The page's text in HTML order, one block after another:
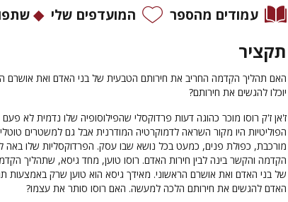
עמודים מהספר המועדפים שלי
תקציר
האם תהליך הקִדמה החריב את חירותם הטבעית של בני האדם ואת אושרם
יוכלו להגשים את חירותם?
ז'אן ז'ק רוסו מוכר כהוגה דעות פרדוקסלי שהפילוסופיה שלו נדמית לא
הפוליטיות היו מקור השראה לדמוקרטיה המודרנית אבל גם למשטרים
מורכבת, כפולת פנים, כמעט בכל נושא שבו עסק. הפרדוקסליות שלו באה
הקִדמה והקשר בינה לבין חירות האדם. רוסו טוען, מחד גיסא, שתהליך
של בני האדם ואת אושרם הראשוני. מאידך גיסא הוא טוען שרק באמצעות
האדם להגשים את חירותם הלכה למעשה. האם רוסו סותר את עצמו?